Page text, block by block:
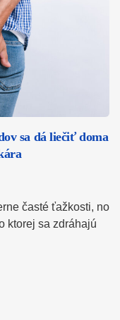
sa dá liečiť doma
časté ťažkosti, no
ktorej sa zdráhajú